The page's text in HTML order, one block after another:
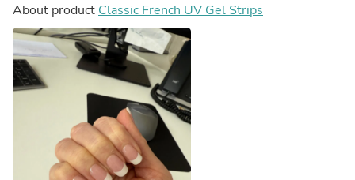
About product Classic French UV Gel Strips